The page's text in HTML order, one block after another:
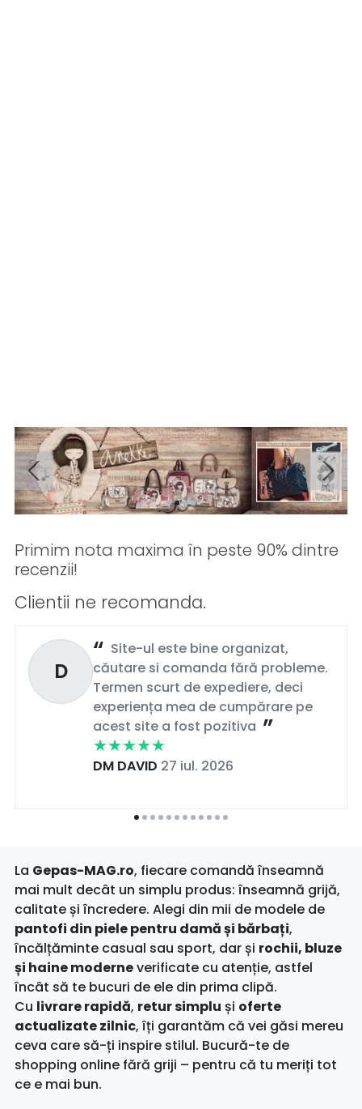
Primim nota maxima în peste 90% dintre
recenzii!
Clientii ne recomanda.
D
Site-ul este bine organizat,
căutare si comanda fără probleme.
Termen scurt de expediere, deci
experiența mea de cumpărare pe
acest site a fost pozitiva
DM DAVID 27 iul. 2026
La Gepas-MAG.ro, fiecare comandă înseamnă
mai mult decât un simplu produs: înseamnă grijă,
calitate și încredere. Alegi din mii de modele de
pantofi din piele pentru damă și bărbați,
încălțăminte casual sau sport, dar și rochii, bluze
și haine moderneverificate cu atenție, astfel
încât să te bucuri de ele din prima clipă.
Cu livrare rapidă, retur simplu și oferte
actualizate zilnic, îți garantăm că vei găsi mereu
ceva care să-ți inspire stilul. Bucură-te de
shopping online fără griji – pentru că tu meriți tot
ce e mai bun.